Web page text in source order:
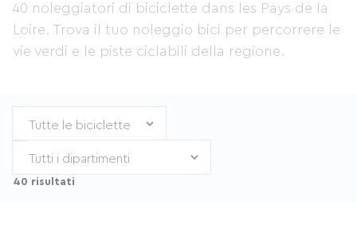
40 noleggiatori di biciclette dans les Pays de la
Loire. Trova il tuo noleggio bici per percorrere le
vie verdi e le piste ciclabili della regione.
40 risultati